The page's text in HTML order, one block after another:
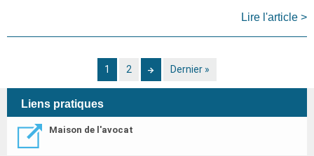
Lire l'article >
Page
courante
1 Page
2
Page
suivante
Dernière
Dernier »
Liens pratiques
Maison de l'avocat